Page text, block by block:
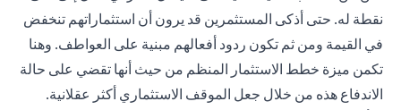
نقطة له. حتى أذكى المستثمرين قد يرون أن استثماراتهم تنخفض
في القيمة ومن ثم تكون ردود أفعالهم مبنية على العواطف. وهنا
تكمن ميزة خطط الاستثمار المنظم من حيث أنها تقضي على حالة
الاندفاع هذه من خلال جعل الموقف الاستثماري أكثر عقلانية.